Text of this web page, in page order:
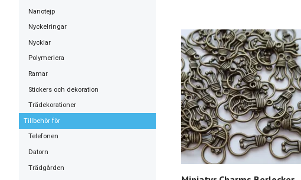
Nanotejp
Nyckelringar
Nycklar
Polymerlera
Ramar
Stickers och dekoration
Trädekorationer
Tillbehör för
Telefonen
Datorn
Trädgården